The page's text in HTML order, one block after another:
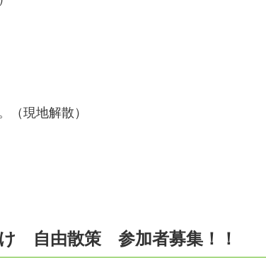
現地解散）
自由散策 参加者募集！！